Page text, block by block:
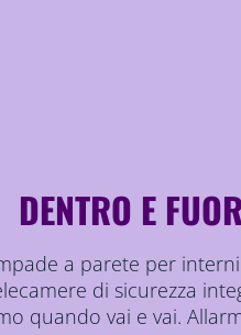
DENTRO E
a parete per
di sicurezza
quando vai e vai.